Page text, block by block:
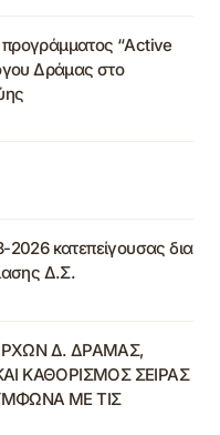
προγράμματος “Active
Δράμας στο
κατεπείγουσας δια
Δ.Σ.
Δ. ΔΡΑΜΑΣ,
ΚΑΘΟΡΙΣΜΟΣ ΣΕΙΡΑΣ
ΜΕ ΤΙΣ